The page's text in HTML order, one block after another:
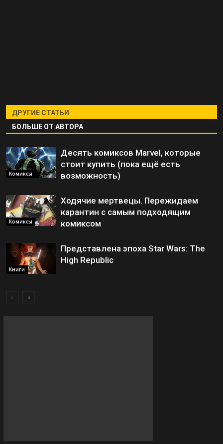
ДРУГИЕ СТАТЬИ
БОЛЬШЕ ОТ АВТОРА
Комиксы
Десять комиксов Marvel, которые
стоит купить (пока ещё есть
возможность)
Комиксы
Ходячие мертвецы. Пережидаем
карантин с самым подходящим
комиксом
Книги
Представлена эпоха Star Wars: The
High Republic